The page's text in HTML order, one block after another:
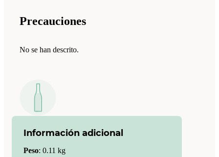
Precauciones
No se han descrito.
Información adicional
Peso: 0.11 kg